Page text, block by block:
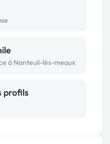
à Nanteuil-lès-meaux
profils